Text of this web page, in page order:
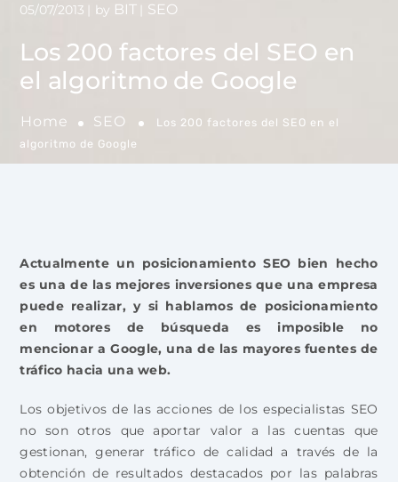
Los 200 factores del SEO en
el algoritmo de Google
Home SEO
Los 200 factores del SEO en el
algoritmo de Google
05/07/2013 by BIT SEO
Actualmente un posicionamiento SEO bien hecho
es una de las mejores inversiones que una empresa
puede realizar, y si hablamos de posicionamiento
en motores de búsqueda es imposible no
mencionar a Google, una de las mayores fuentes de
tráfico hacia una web.
Los objetivos de las acciones de los especialistas SEO
no son otros que aportar valor a las cuentas que
gestionan, generar tráfico de calidad a través de la
obtención de resultados destacados por las palabras